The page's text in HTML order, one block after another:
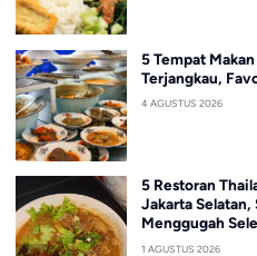
5 Tempat
Terjangkau,
4 AGUSTUS 2026
5 Restoran
Jakarta
Menggugah
1 AGUSTUS 2026